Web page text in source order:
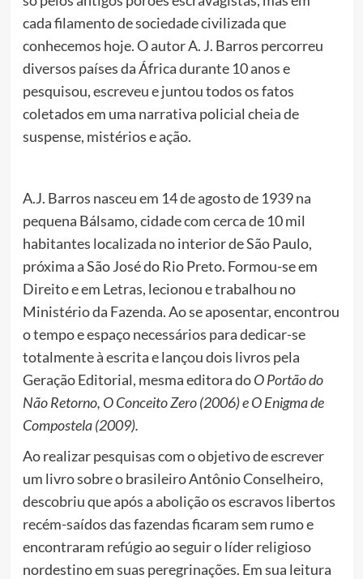
cada filamento de sociedade civilizada que
conhecemos hoje. O autor A. J. Barros percorreu
diversos países da África durante 10 anos e
pesquisou, escreveu e juntou todos os fatos
coletados em uma narrativa policial cheia de
suspense, mistérios e ação.
A.J. Barros nasceu em 14 de agosto de 1939 na
pequena Bálsamo, cidade com cerca de 10 mil
habitantes localizada no interior de São Paulo,
próxima a São José do Rio Preto. Formou-se em
Direito e em Letras, lecionou e trabalhou no
Ministério da Fazenda. Ao se aposentar, encontrou
o tempo e espaço necessários para dedicar-se
totalmente à escrita e lançou dois livros pela
Geração Editorial, mesma editora doO Portão do
Não Retorno, O Conceito Zero (2006) e O Enigma de
Compostela (2009).
Ao realizar pesquisas com o objetivo de escrever
um livro sobre o brasileiro Antônio Conselheiro,
descobriu que após a abolição os escravos libertos
recém-saídos das fazendas ficaram sem rumo e
encontraram refúgio ao seguir o líder religioso
nordestino em suas peregrinações. Em sua leitura